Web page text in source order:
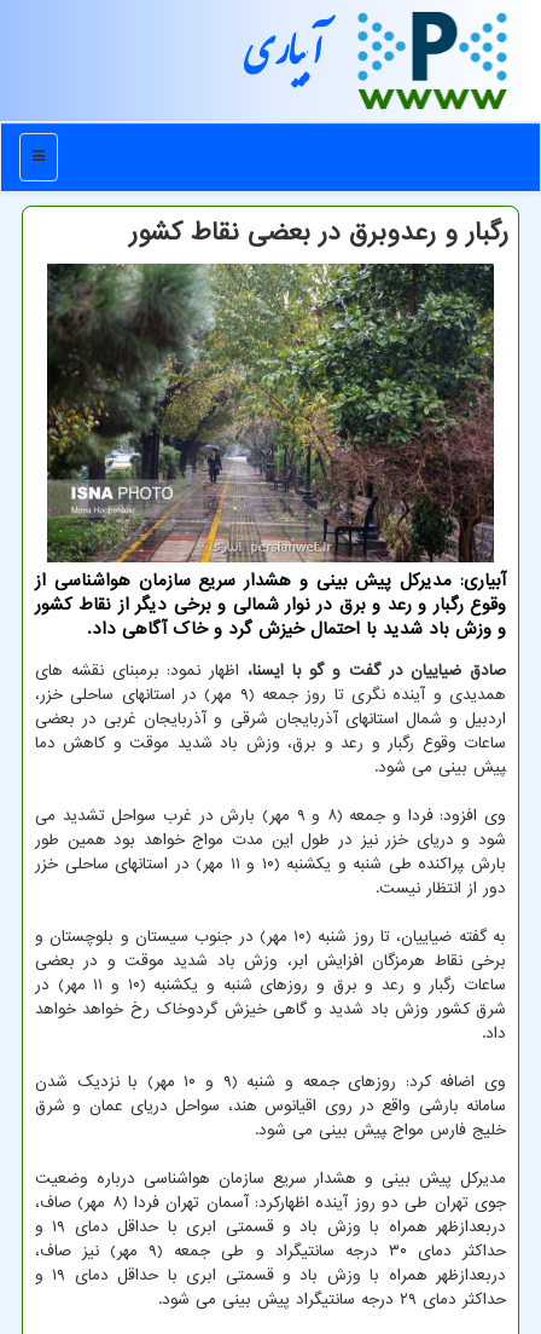
آبیاری
منو
رگبار و رعدوبرق در بعضی نقاط کشور
آبیاری: مدیرکل پیش بینی و هشدار سریع سازمان هواشناسی از
وقوع رگبار و رعد و برق در نوار شمالی و برخی دیگر از نقاط کشور
و وزش باد شدید با احتمال خیزش گرد و خاک آگاهی داد.
صادق ضیاییان در گفت و گو با ایسنا، اظهار نمود: برمبنای نقشه های
همدیدی و آینده نگری تا روز جمعه (۹ مهر) در استانهای ساحلی خزر،
اردبیل و شمال استانهای آذربایجان شرقی و آذربایجان غربی در بعضی
ساعات وقوع رگبار و رعد و برق، وزش باد شدید موقت و کاهش دما
‍‍پیش بینی می شود.
وی افزود: فردا و جمعه (۸ و ۹ مهر) بارش در غرب سواحل تشدید می
شود و دریای خزر نیز در طول این مدت مواج خواهد بود همین طور
بارش ‍‍پراکنده طی شنبه و یکشنبه (۱۰ و ۱۱ مهر) در استانهای ساحلی خزر
دور از انتظار نیست.
به گفته ضیاییان، تا روز شنبه (۱۰ مهر) در جنوب سیستان و بلوچستان و
برخی نقاط هرمزگان افزایش ابر، وزش باد شدید موقت و در بعضی
ساعات رگبار و رعد و برق و روزهای شنبه و یکشنبه (۱۰ و ۱۱ مهر) در
شرق کشور وزش باد شدید و گاهی خیزش گردوخاک رخ خواهد خواهد
داد.
وی اضافه کرد: روزهای جمعه و شنبه (۹ و ۱۰ مهر) با نزدیک شدن
سامانه بارشی واقع در روی اقیانوس هند، سواحل دریای عمان و شرق
خلیج فارس مواج ‍‍پیش بینی می شود.
مدیرکل پیش بینی و هشدار سریع سازمان هواشناسی درباره وضعیت
جوی تهران طی دو روز آینده اظهارکرد: آسمان تهران فردا (۸ مهر) صاف،
دربعدازظهر همراه با وزش باد و قسمتی ابری با حداقل دمای ۱۹ و
حداکثر دمای ۳۰ درجه سانتیگراد و طی جمعه (۹ مهر) نیز صاف،
دربعدازظهر همراه با وزش باد و قسمتی ابری با حداقل دمای ۱۹ و
حداکثر دمای ۲۹ درجه سانتیگراد پیش بینی می شود.